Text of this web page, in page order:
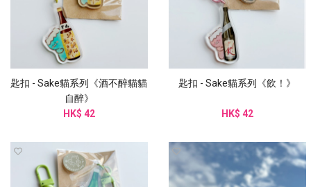
匙扣 - Sake貓系列《酒不醉貓貓
自醉》
HK$ 42
匙扣 - Sake貓系列《飲！》
HK$ 42